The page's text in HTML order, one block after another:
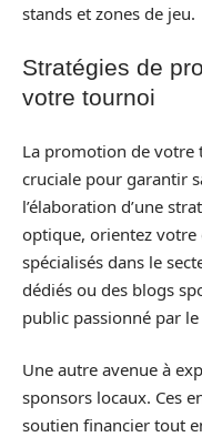
stands et zones de jeu.
Stratégies de
votre tournoi
La promotion de votre
cruciale pour garantir
l’élaboration d’une
optique, orientez
spécialisés dans le
dédiés ou des blogs
public passionné par
Une autre avenue à
sponsors locaux. Ces
soutien financier tout